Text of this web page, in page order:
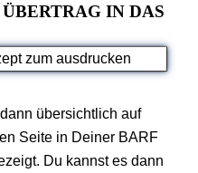
IN DAS
übersichtlich auf
Seite in Deiner BARF
Du kannst es dann